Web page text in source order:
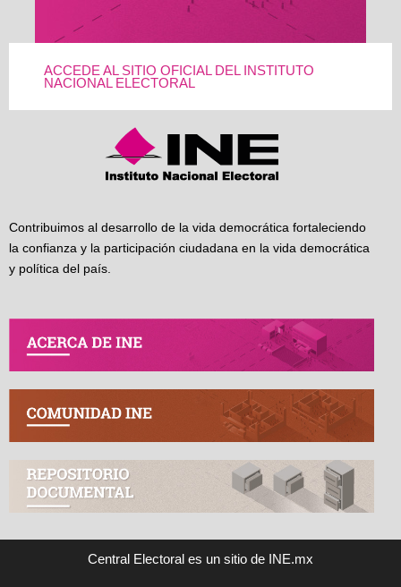
ACCEDE AL SITIO OFICIAL DEL INSTITUTO
NACIONAL ELECTORAL
Contribuimos al desarrollo de la vida democrática fortaleciendo
la confianza y la participación ciudadana en la vida democrática
y política del país.
Central Electoral es un sitio de INE.mx